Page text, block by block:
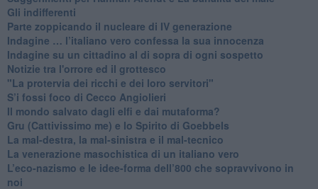
​Gli indifferenti
Parte zoppicando il nucleare di IV generazione
​Indagine … l’italiano vero confessa la sua innocenza
Indagine su un cittadino al di sopra di ogni sospetto
Notizie tra l'orrore ed il grottesco
"La protervia dei ricchi e dei loro servitori"
S’i fossi foco di Cecco Angiolieri
​Il mondo salvato dagli elfi e dai mutaforma?
Gru (Cattivissimo me) e lo Spirito di Goebbels
​La mal-destra, la mal-sinistra e il mal-tecnico
​La venerazione masochistica di un italiano vero
​L’eco-nazismo e le idee-forma dell’800 che sopravvivono in
noi